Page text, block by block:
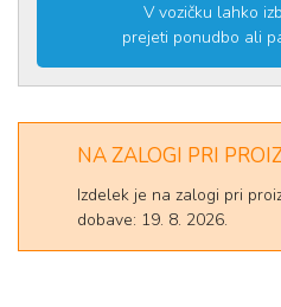
V vozičku lahko
prejeti ponudbo ali
NA ZALOGI PRI
Izdelek je na zalogi pri
dobave: 19. 8. 2026.